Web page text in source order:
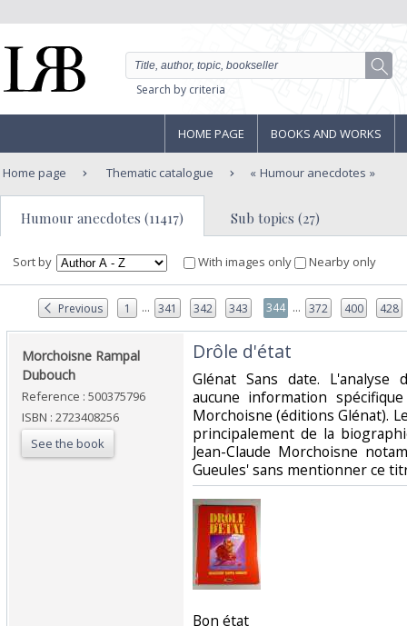
Search by criteria
HOME PAGE BOOKS AND WORKS
Home page Thematic catalogue Humour anecdotes
Humour anecdotes (11417) Sub topics (27)
Sort by With images only Nearby only
Previous 1 ... 341 342 343 344 ... 372 400 428
‎Morchoisne Rampal
Dubouch‎
Reference : 500375796
ISBN : 2723408256
See the book
‎Drôle d'état‎
‎Glénat Sans date.
aucune information
Morchoisne (éditions Glénat).
principalement de la
Jean-Claude Morchoisne
Gueules' sans mentionner ce
‎Bon état‎